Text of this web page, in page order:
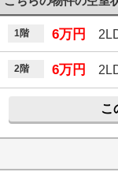
1階 6万円
2階 6万円
こ